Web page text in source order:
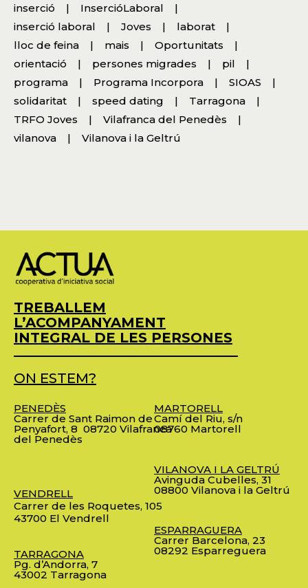
inserció
InsercióLaboral
inserció laboral
Joves
laborat
lloc de feina
mais
Oportunitats
orientació
persones migrades
pil
programa
Programa Incorpora
SIOAS
solidaritat
speed dating
Tarragona
TRFO Joves
Vilafranca del Penedès
vilanova
Vilanova i la Geltrú
TREBALLEM
L’ACOMPANYAMENT
INTEGRAL DE LES PERSONES
ON ESTEM?
PENEDÈS
Carrer de Sant Raimon de
Penyafort, 8 08720 Vilafranca
del Penedès
VENDRELL
Carrer de les Roquetes, 105
43700 El Vendrell
TARRAGONA
Pg. d’Andorra, 7
43002 Tarragona
MARTORELL
Camí del Riu, s/n
08760 Martorell
VILANOVA I LA GELTRÚ
Avinguda Cubelles, 31
08800 Vilanova i la Geltrú
ESPARRAGUERA
Carrer Barcelona, 23
08292 Esparreguera